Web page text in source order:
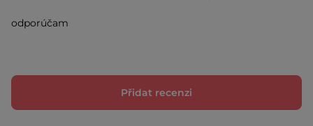
odporúčam
Přidat recenzi